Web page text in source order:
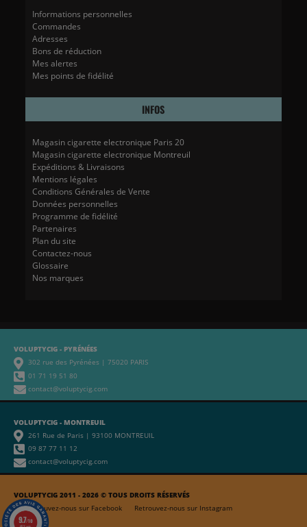
Informations personnelles
Commandes
Adresses
Bons de réduction
Mes alertes
Mes points de fidélité
INFOS
Magasin cigarette electronique Paris 20
Magasin cigarette electronique Montreuil
Expéditions & Livraisons
Mentions légales
Conditions Générales de Vente
Données personnelles
Programme de fidélité
Partenaires
Plan du site
Contactez-nous
Glossaire
Nos marques
VOLUPTYCIG - PYRÉNÉES
302 rue des Pyrénées | 75020 PARIS
01 71 19 51 80
contact@voluptycig.com
VOLUPTYCIG 2011 - 2026 © TOUS DROITS RÉSERVÉS
Retrouvez-nous sur Facebook
Retrouvez-nous sur Instagram
VOLUPTYCIG - MONTREUIL
261 Rue de Paris | 93100 MONTREUIL
09 87 77 11 12
contact@voluptycig.com
9.7/10